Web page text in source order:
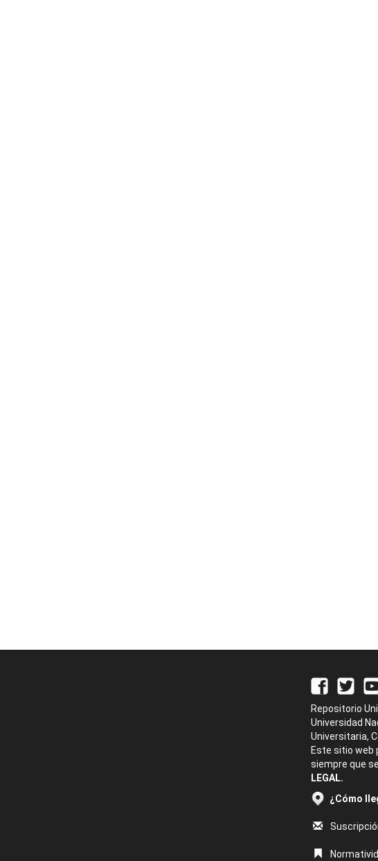
Repositorio
Universidad
Universitaria,
Este sitio web
siempre que
LEGAL.
¿Cómo